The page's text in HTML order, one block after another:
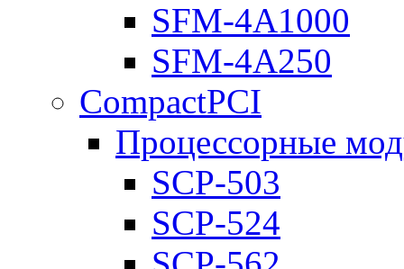
SFM-4A1000
SFM-4A250
CompactPCI
Процессорные
SCP-503
SCP-524